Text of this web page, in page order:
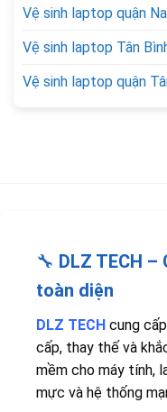
Vệ sinh laptop quận
Vệ sinh laptop Tân
Vệ sinh laptop quận
🔧 DLZ TECH –
toàn diện
DLZ TECH cung
cấp, thay thế và
mềm cho máy tính,
mực và hệ thống